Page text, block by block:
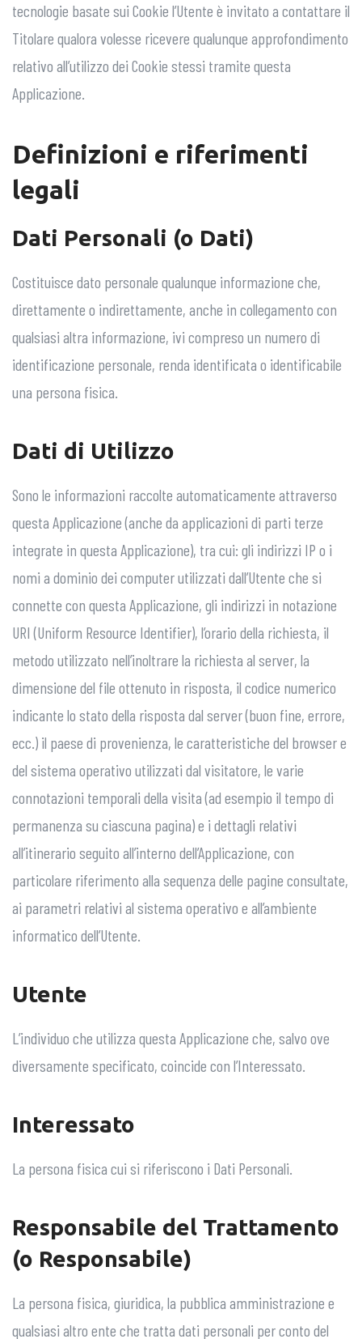
tecnologie basate sui Cookie l’Utente è invitato a contattare il
Titolare qualora volesse ricevere qualunque approfondimento
relativo all’utilizzo dei Cookie stessi tramite questa
Applicazione.
Definizioni e riferimenti
legali
Dati Personali (o Dati)
Costituisce dato personale qualunque informazione che,
direttamente o indirettamente, anche in collegamento con
qualsiasi altra informazione, ivi compreso un numero di
identificazione personale, renda identificata o identificabile
una persona fisica.
Dati di Utilizzo
Sono le informazioni raccolte automaticamente attraverso
questa Applicazione (anche da applicazioni di parti terze
integrate in questa Applicazione), tra cui: gli indirizzi IP o i
nomi a dominio dei computer utilizzati dall’Utente che si
connette con questa Applicazione, gli indirizzi in notazione
URI (Uniform Resource Identifier), l’orario della richiesta, il
metodo utilizzato nell’inoltrare la richiesta al server, la
dimensione del file ottenuto in risposta, il codice numerico
indicante lo stato della risposta dal server (buon fine, errore,
ecc.) il paese di provenienza, le caratteristiche del browser e
del sistema operativo utilizzati dal visitatore, le varie
connotazioni temporali della visita (ad esempio il tempo di
permanenza su ciascuna pagina) e i dettagli relativi
all’itinerario seguito all’interno dell’Applicazione, con
particolare riferimento alla sequenza delle pagine consultate,
ai parametri relativi al sistema operativo e all’ambiente
informatico dell’Utente.
Utente
L’individuo che utilizza questa Applicazione che, salvo ove
diversamente specificato, coincide con l’Interessato.
Interessato
La persona fisica cui si riferiscono i Dati Personali.
Responsabile del Trattamento
(o Responsabile)
La persona fisica, giuridica, la pubblica amministrazione e
qualsiasi altro ente che tratta dati personali per conto del